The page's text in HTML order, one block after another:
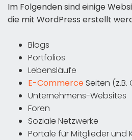
Im Folgenden sind einige
die mit WordPress erstellt
Blogs
Portfolios
Lebensläufe
E-Commerce Seiten
Unternehmens-Websites
Foren
Soziale Netzwerke
Portale für Mitglieder und